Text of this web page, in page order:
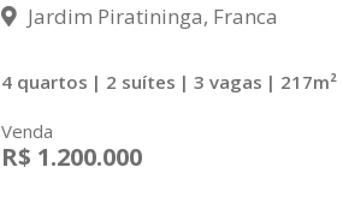
Jardim Piratininga, Franca
4 quartos | 2 suítes | 3 vagas | 217m²
Venda
R$ 1.200.000